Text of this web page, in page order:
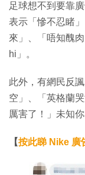
足球想不到要靠
表示「慘不忍睹
來」、「唔知醜
hi」。
此外，有網民反
空」、「英格蘭
厲害了！」未知
【按此睇 Nike 廣